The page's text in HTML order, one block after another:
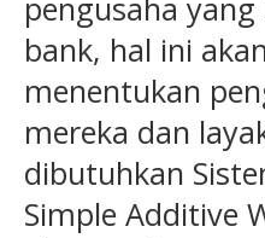
bank, hal ini
menentukan
mereka dan
dibutuhkan
Simple Additive